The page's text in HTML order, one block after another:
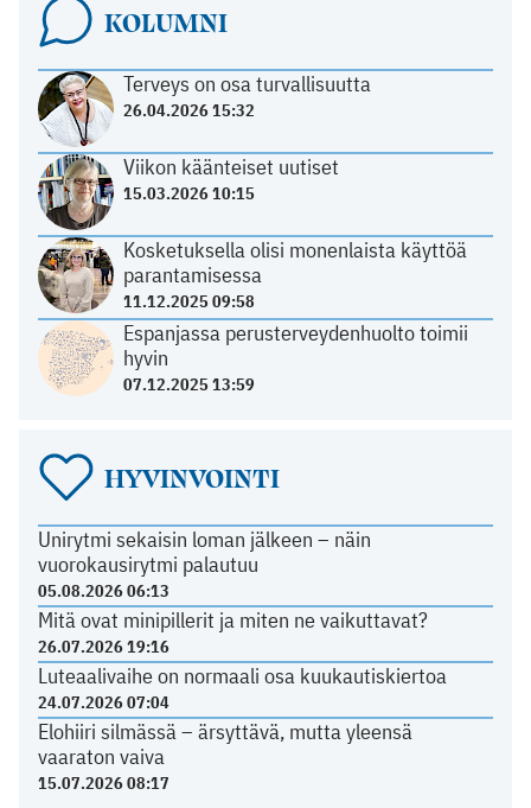
KOLUMNI
Terveys on osa turvallisuutta
26.04.2026 15:32
Viikon käänteiset uutiset
15.03.2026 10:15
Kosketuksella olisi monenlaista käyttöä
parantamisessa
11.12.2025 09:58
Espanjassa perusterveydenhuolto toimii
hyvin
07.12.2025 13:59
HYVINVOINTI
Unirytmi sekaisin loman jälkeen – näin
vuorokausirytmi palautuu
05.08.2026 06:13
Mitä ovat minipillerit ja miten ne vaikuttavat?
26.07.2026 19:16
Luteaalivaihe on normaali osa kuukautiskiertoa
24.07.2026 07:04
Elohiiri silmässä – ärsyttävä, mutta yleensä
vaaraton vaiva
15.07.2026 08:17